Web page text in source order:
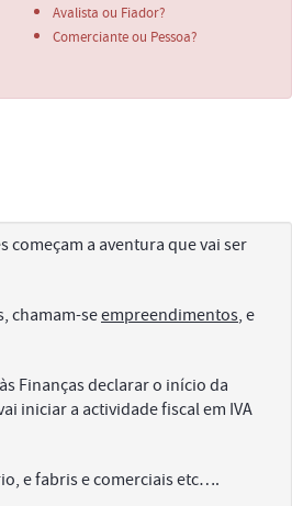
Avalista ou Fiador?
Comerciante ou Pessoa?
começam a aventura que vai ser
chamam-seempreendimentos, e
Finanças declarar o início da
iniciar a actividade fiscal em IVA
e fabris e comerciais etc….